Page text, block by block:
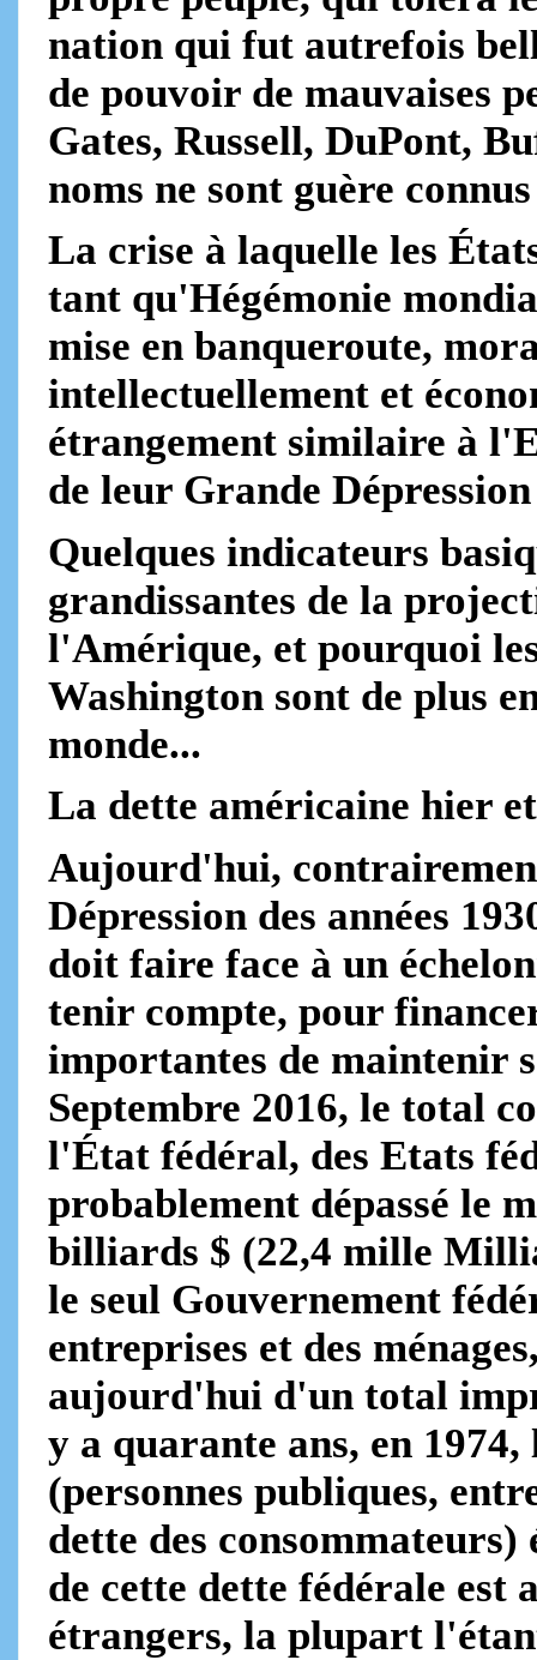
nation qui fut autrefois
de pouvoir de mauvaises
Gates, Russell, DuPont,
noms ne sont guère
La crise à laquelle les
tant qu'Hégémonie
mise en banqueroute,
intellectuellement et
étrangement similaire à
de leur Grande
Quelques indicateurs
grandissantes de la
l'Amérique, et pourquoi
Washington sont de plus
monde...
La dette américaine hier
Aujourd'hui,
Dépression des années
doit faire face à un
tenir compte, pour
importantes de maintenir
Septembre 2016, le total
l'État fédéral, des Etats
probablement dépassé le
billiards $ (22,4 mille
le seul Gouvernement
entreprises et des
aujourd'hui d'un total
y a quarante ans, en
(personnes publiques,
dette des
de cette dette fédérale est
étrangers, la plupart